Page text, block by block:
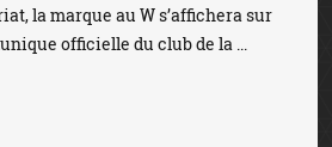
la marque au W s’affichera sur
officielle du club de la ...